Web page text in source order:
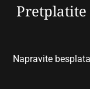
Napravite